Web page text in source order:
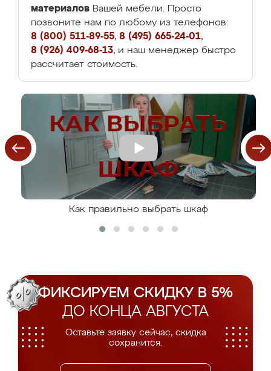
материалов Вашей мебели. Просто
позвоните нам по любому из телефонов:
8 (800) 511-89-55, 8 (495) 665-24-01,
8 (926) 409-68-13, и наш менеджер быстро
рассчитает стоимость.
Как правильно выбрать шкаф
ФИКСИРУЕМ СКИДКУ В 5%
ДО КОНЦА АВГУСТА
Оставьте заявку сейчас, скидка
сохранится.